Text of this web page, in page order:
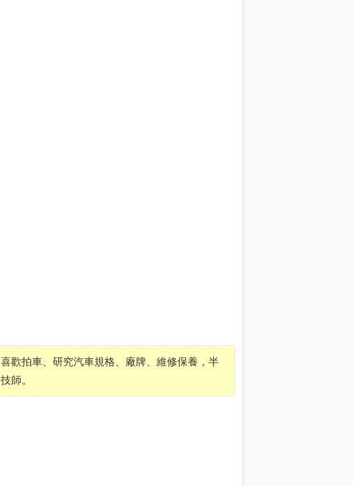
喜歡拍車、研究汽車規格、廠牌、維修保養，半
技師。